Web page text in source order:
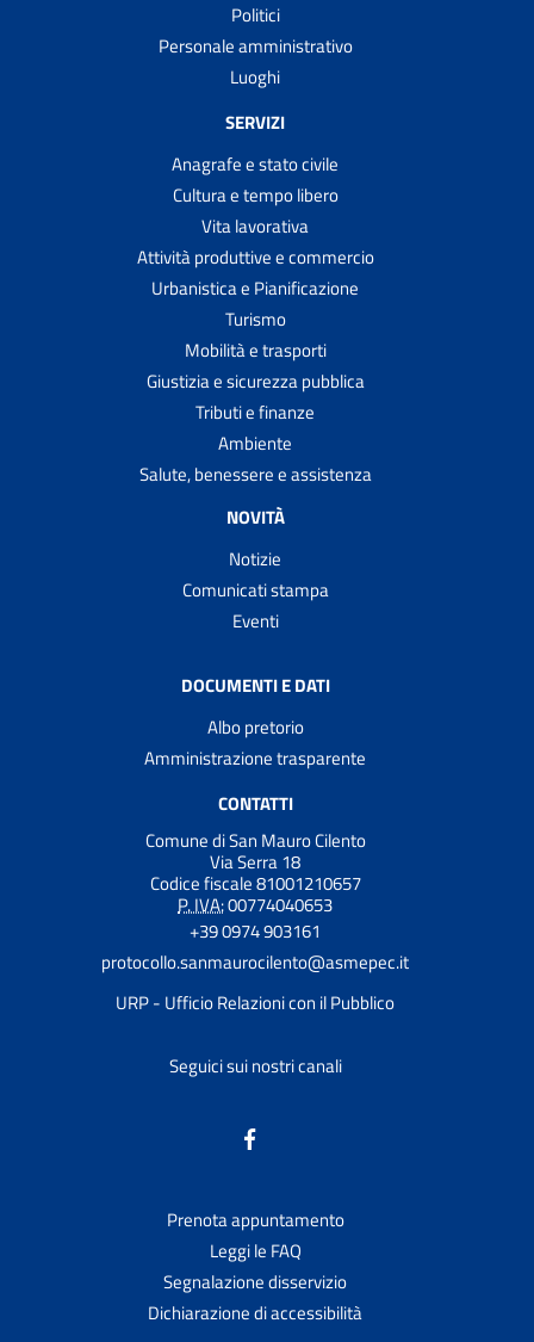
Politici
Personale amministrativo
Luoghi
SERVIZI
Anagrafe e stato civile
Cultura e tempo libero
Vita lavorativa
Attività produttive e commercio
Urbanistica e Pianificazione
Turismo
Mobilità e trasporti
Giustizia e sicurezza pubblica
Tributi e finanze
Ambiente
Salute, benessere e assistenza
NOVITÀ
Notizie
Comunicati stampa
Eventi
DOCUMENTI E DATI
Albo pretorio
Amministrazione trasparente
CONTATTI
Comune di San Mauro Cilento
Via Serra 18
Codice fiscale 81001210657
P. IVA:00774040653
+39 0974 903161
protocollo.sanmaurocilento@asmepec.it
URP - Ufficio Relazioni con il Pubblico
Seguici sui nostri canali
Prenota appuntamento
Leggi le FAQ
Segnalazione disservizio
Dichiarazione di accessibilità